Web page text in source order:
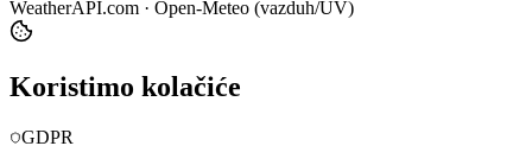
WeatherAPI.com · Open-Meteo (vazduh/UV)
Koristimo kolačiće
GDPR